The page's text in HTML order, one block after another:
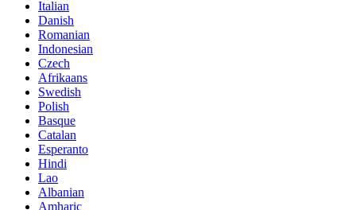
Italian
Danish
Romanian
Indonesian
Czech
Afrikaans
Swedish
Polish
Basque
Catalan
Esperanto
Hindi
Lao
Albanian
Amharic